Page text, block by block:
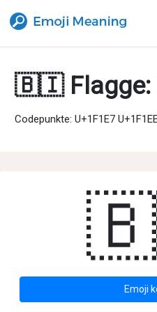
🇧🇮 Flagge:
Codepunkte: U+1F1E7
Emoji